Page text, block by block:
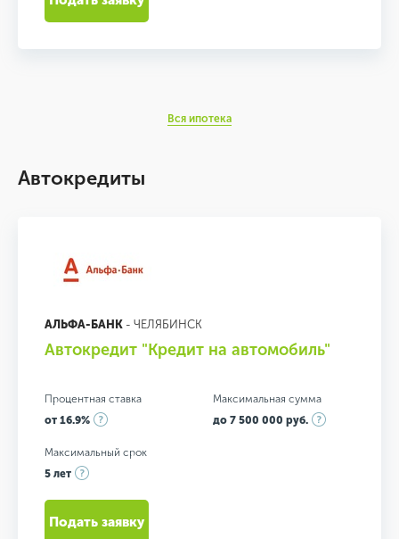
Вся ипотека
Автокредиты
АЛЬФА-БАНК - ЧЕЛЯБИНСК
Автокредит "Кредит на автомобиль"
Процентная ставка
от 16.9%
Максимальная сумма
до 7 500 000 руб.
Максимальный срок
5 лет
Подать заявку